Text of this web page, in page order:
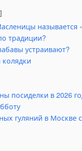
называется
традиции?
устраивают?
посиделки в 2026
гуляний в Москве